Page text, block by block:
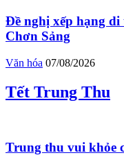
Đề nghị xếp hạng
Chơn Sảng
Văn hóa 07/08/2026
Tết Trung Thu
Trung thu vui khỏe